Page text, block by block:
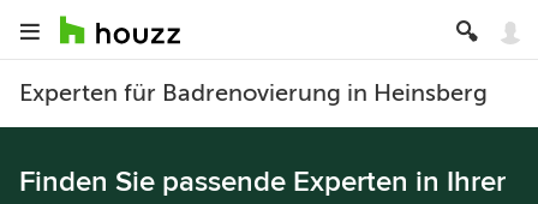
Experten für Badrenovierung in Heinsberg
Finden Sie passende Experten in Ihrer